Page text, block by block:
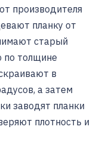
производителя
планку от
старый
по толщине
в
а затем
заводят планки
плотность и